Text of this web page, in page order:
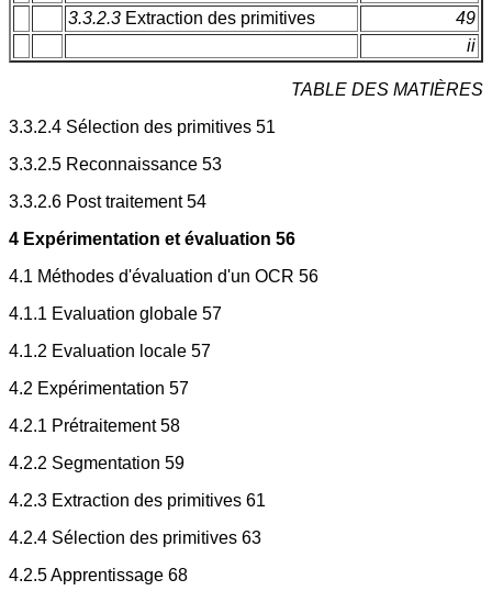
3.3.2.3 Extraction des primitives
49
ii
TABLE DES MATIÈRES
3.3.2.4 Sélection des primitives 51
3.3.2.5 Reconnaissance 53
3.3.2.6 Post traitement 54
4 Expérimentation et évaluation 56
4.1 Méthodes d'évaluation d'un OCR 56
4.1.1 Evaluation globale 57
4.1.2 Evaluation locale 57
4.2 Expérimentation 57
4.2.1 Prétraitement 58
4.2.2 Segmentation 59
4.2.3 Extraction des primitives 61
4.2.4 Sélection des primitives 63
4.2.5 Apprentissage 68